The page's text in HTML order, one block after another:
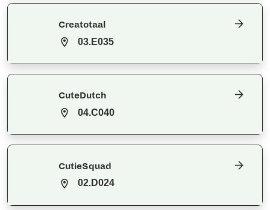
Creatotaal
03.E035
CuteDutch
04.C040
CutieSquad
02.D024